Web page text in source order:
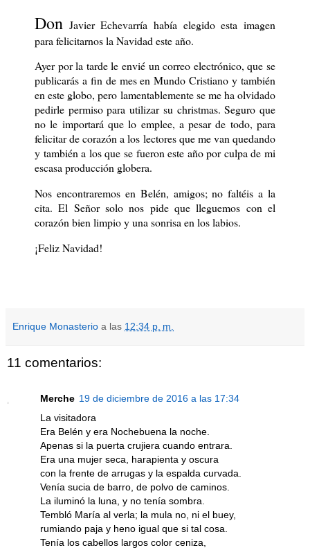
Don Javier Echevarría había elegido esta imagen
para felicitarnos la Navidad este año.
Ayer por la tarde le envié un correo electrónico, que se
publicarás a fin de mes en Mundo Cristiano y también
en este globo, pero lamentablemente se me ha olvidado
pedirle permiso para utilizar su christmas. Seguro que
no le importará que lo emplee, a pesar de todo, para
felicitar de corazón a los lectores que me van quedando
y también a los que se fueron este año por culpa de mi
escasa producción globera.
Nos encontraremos en Belén, amigos; no faltéis a la
cita. El Señor solo nos pide que lleguemos con el
corazón bien limpio y una sonrisa en los labios.
¡Feliz Navidad!
Enrique Monasterio a las 12:34 p. m.
11 comentarios:
Merche 19 de diciembre de 2016 a las 17:34
La visitadora
Era Belén y era Nochebuena la noche.
Apenas si la puerta crujiera cuando entrara.
Era una mujer seca, harapienta y oscura
con la frente de arrugas y la espalda curvada.
Venía sucia de barro, de polvo de caminos.
La iluminó la luna, y no tenía sombra.
Tembló María al verla; la mula no, ni el buey,
rumiando paja y heno igual que si tal cosa.
Tenía los cabellos largos color ceniza,